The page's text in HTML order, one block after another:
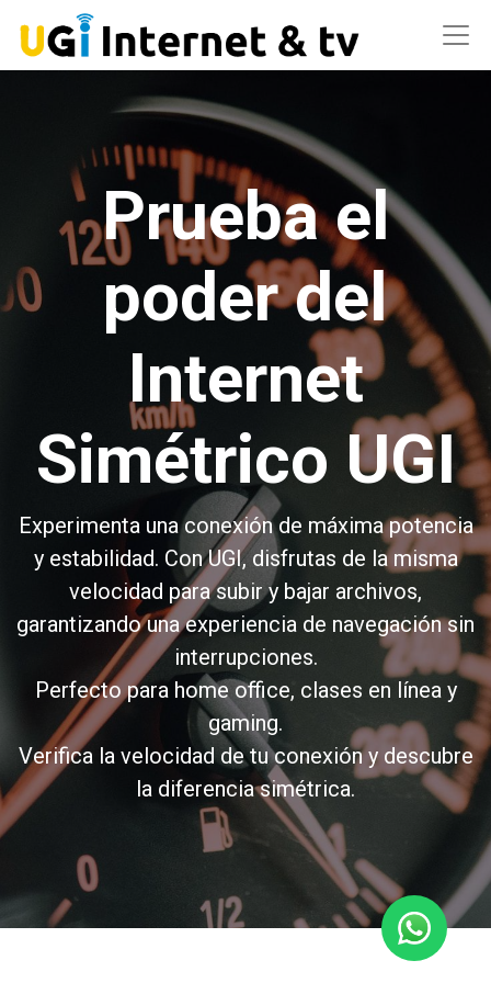
Prueba el
poder del
Internet
Simétrico UGI
Experimenta una conexión de máxima potencia
y estabilidad. Con UGI, disfrutas de la misma
velocidad para subir y bajar archivos,
garantizando una experiencia de navegación sin
interrupciones.
Perfecto para home office, clases en línea y
gaming.
Verifica la velocidad de tu conexión y descubre
la diferencia simétrica.